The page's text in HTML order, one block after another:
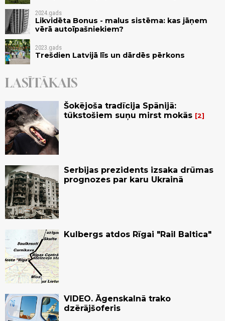
2024.gads
Likvidēta Bonus - malus sistēma: kas jāņem
vērā autoīpašniekiem?
2023.gads
Trešdien Latvijā līs un dārdēs pērkons
LASĪTĀKAIS
Šokējoša tradīcija Spānijā:
tūkstošiem suņu mirst mokās
2
Serbijas prezidents izsaka drūmas
prognozes par karu Ukrainā
Kulbergs atdos Rīgai "Rail Baltica"
VIDEO. Āgenskalnā trako
dzērājšoferis